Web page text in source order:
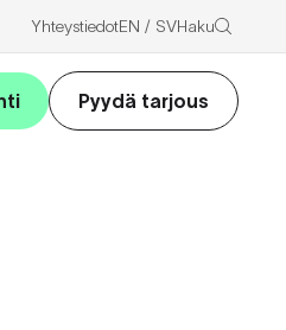
YhteystiedotEN SVHaku
Pyydä tarjous